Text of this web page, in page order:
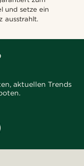
und setze ein
ausstrahlt.
aktuellen Trends